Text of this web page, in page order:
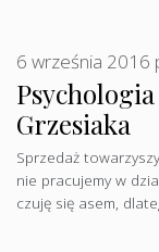
Grzesiaka
6 września 2016
Sprzedaż
nie pracujemy w
czuję się asem,